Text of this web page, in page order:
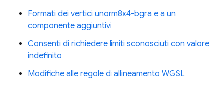
Formati dei vertici unorm8x4-bgra e a un
componente aggiuntivi
Consenti di richiedere limiti sconosciuti con valore
indefinito
Modifiche alle regole di allineamento WGSL